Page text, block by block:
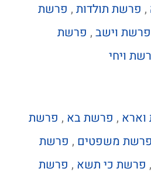
, פרשת תולדות , פרשת
פרשת וישב , פרשת
ויחי
, פרשת בא , פרשת
פרשת משפטים , פרשת
, פרשת כי תשא , פרשת